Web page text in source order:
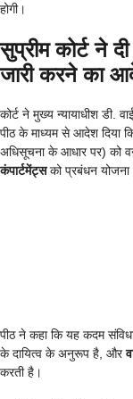
होगी।
सुप्रीम कोर्ट ने
जारी करने का
कोर्ट ने मुख्य न्यायाधीश
पीठ के माध्यम से आदेश दिया
अधिसूचना के आधार पर) को
कंपार्टमेंट्सको प्रबंधन
पीठ ने कहा कि यह कदम
के दायित्व के अनुरूप है, और
करती है।